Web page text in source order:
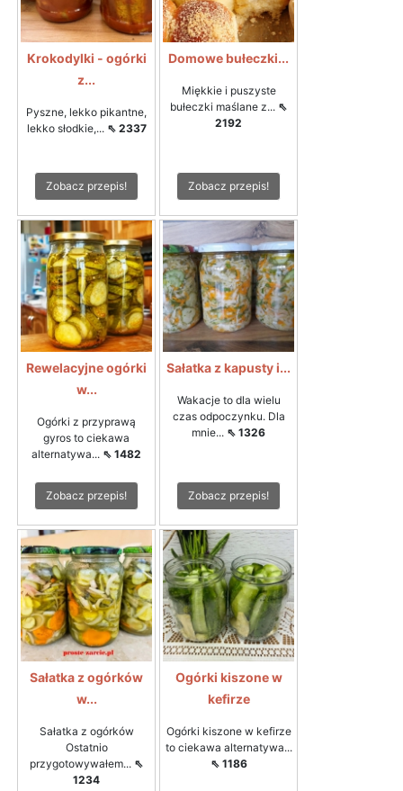
Krokodylki - ogórki
z...
Pyszne, lekko pikantne,
lekko słodkie,... ⇖ 2337
Zobacz przepis!
Domowe bułeczki...
Miękkie i puszyste
bułeczki maślane z... ⇖
2192
Zobacz przepis!
Rewelacyjne ogórki
w...
Ogórki z przyprawą
gyros to ciekawa
alternatywa... ⇖ 1482
Zobacz przepis!
Sałatka z kapusty i...
Wakacje to dla wielu
czas odpoczynku. Dla
mnie... ⇖ 1326
Zobacz przepis!
Sałatka z ogórków
w...
Sałatka z ogórków
Ostatnio
przygotowywałem... ⇖
1234
Ogórki kiszone w
kefirze
Ogórki kiszone w kefirze
to ciekawa alternatywa...
⇖ 1186